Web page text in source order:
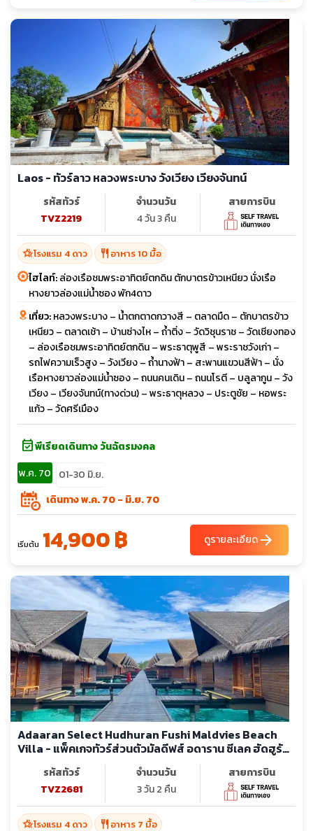
Laos - ทัวร์ลาว หลวงพระ​บาง​ วัง​เวียง​ เวียงจันทน์
รหัสทัวร์
TVZ2219
จำนวนวัน
4 วัน 3 คืน
สายการบิน
hotel_classโรงแรม 4 ดาว restaurant อาหาร 10 มื้อ
ไฮไลท์:ล่องเรือชมพระอาทิตย์ตกดิน ตักบาตรข้าวเหนียว นั่งเรือ
หางยาวล่องแม่น้ำซอง พัก4ดาว
เที่ยว:หลวงพระบาง – น้ำตกตาดกวางสี – ตลาดมืด – ตักบาตรข้าว
เหนียว – ตลาดเช้า – บ้านซ่างไห – ถ้ำติ่ง – วัดวิชุนราช – วัดเชียงทอง
– ล่องเรือชมพระอาทิตย์ตกดิน – พระธาตุพูสี – พระราชวังเก่า –
รถไฟความเร็วสูง – วังเวียง – ถ้ำนางฟ้า – สะพานแขวนสีฟ้า – นั่ง
เรือหางยาวล่องแม่น้ำซอง – ถนนคนเดิน – ถนนโรตี – บลูลากูน – วัง
เวียง – เวียงจันทน์(ทางด่วน) – พระธาตุหลวง – ประตูชัย – หอพระ
แก้ว – วัดศรีเมือง
event_availableพีเรียดเดินทาง วันฉัตรมงคล
พ.ค. 70
01-30 มิ.ย.
เดินทาง พ.ค. 70 - มิ.ย. 70
เริ่มต้น 14,900 ฿ ดูรายละเอียดarrow_forward
Adaaran Select Hudhuran Fushi Maldvies Beach
Villa - แพ็คเกจทัวร์ส่วนตัวมัลดีฟส์ อดาราน ซีเลค ฮัดฮูรัน
รหัสทัวร์
TVZ2681
จำนวนวัน
3 วัน 2 คืน
สายการบิน
hotel_classโรงแรม 4 ดาว restaurant อาหาร 7 มื้อ